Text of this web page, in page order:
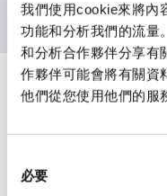
我們使用cookie來將內
功能和分析我們的流量
和分析合作夥伴分享有
作夥伴可能會將有關資
他們從您使用他們的服
必要
規格
審美規範
環境規範